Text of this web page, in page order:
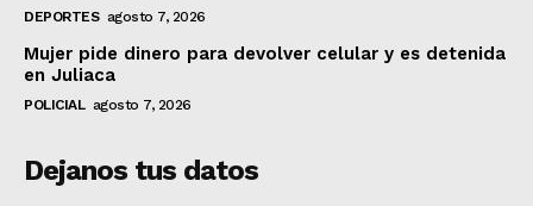
DEPORTES agosto 7, 2026
Mujer pide dinero para devolver celular y es detenida
en Juliaca
POLICIAL agosto 7, 2026
Dejanos tus datos